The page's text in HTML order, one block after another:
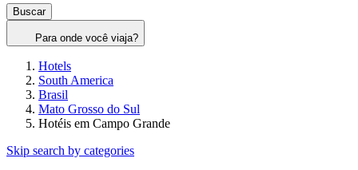
Buscar
Para onde você viaja?
Hotels
South America
Brasil
Mato Grosso do Sul
Hotéis em Campo Grande
Skip search by categories